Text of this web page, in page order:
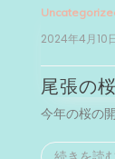
2024年4月10
尾張の
今年の桜の